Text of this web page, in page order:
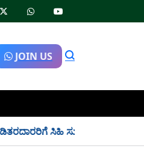
JOIN US
ಸಿಹಿ ಸುದ್ದಿ: ಇನ್ಮುಂದೆ ಬೆಳಿಗ್ಗೆ 6